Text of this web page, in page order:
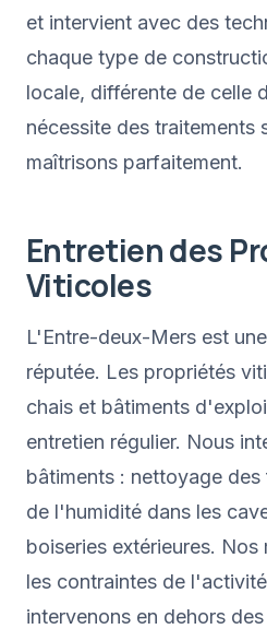
et intervient avec des
chaque type de
locale, différente de celle
nécessite des traitements
maîtrisons parfaitement.
Entretien des
Viticoles
L'Entre-deux-Mers est
réputée. Les propriétés
chais et bâtiments
entretien régulier. Nous
bâtiments : nettoyage
de l'humidité dans les
boiseries extérieures.
les contraintes de
intervenons en dehors